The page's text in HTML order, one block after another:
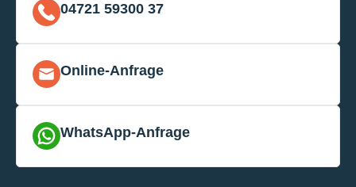
04721 59300 37
Online-Anfrage
WhatsApp-Anfrage